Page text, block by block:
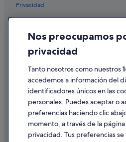
Privacidad
Condiciones de uso
Información legal/contacto
Pautas sobre el contenido y cómo
Ayuda
Cancelar un vuelo
Nos preocupamos
privacidad
Tanto nosotros como nuestros
accedemos a información del
identificadores únicos en las
personales. Puedes aceptar o
preferencias haciendo clic
momento, a través de la
privacidad. Tus preferencias